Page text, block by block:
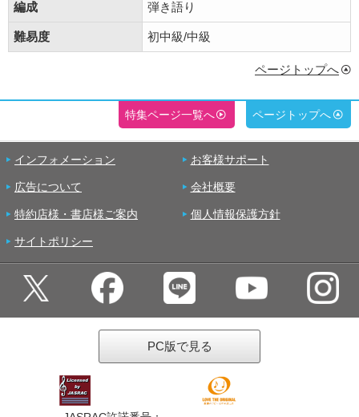
編成 弾き語り
難易度 初中級/中級
ページトップへ
特集ページ一覧へ ページトップへ
インフォメーション お客様サポート
広告について 会社概要
特約店様・書店様ご案内 個人情報保護方針
サイトポリシー
PC版で見る